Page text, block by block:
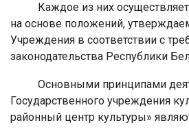
Каждое из них осуществляет
на основе положений,
Учреждения в соответствии с
законодательства Республики
Основными принципами
Государственного учреждения
районный центр культуры»